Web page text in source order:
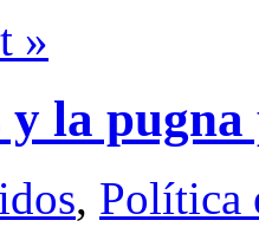
»
y la
, Política